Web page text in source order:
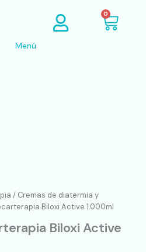
0
Cart
Menú
/ Cremas de diatermia y
Biloxi Active 1.000ml
Biloxi Active